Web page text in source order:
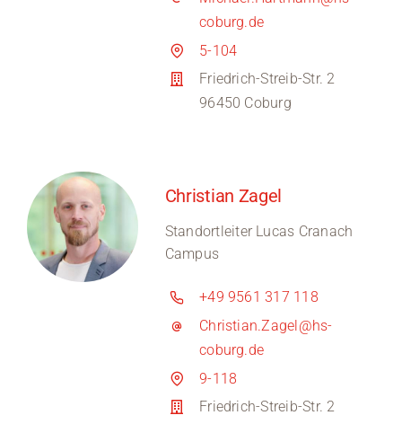
coburg.de
5-104
Friedrich-Streib-Str. 2
96450 Coburg
Christian Zagel
Standortleiter Lucas Cranach
Campus
+49 9561 317 118
Christian.Zagel@hs-
coburg.de
9-118
Friedrich-Streib-Str. 2